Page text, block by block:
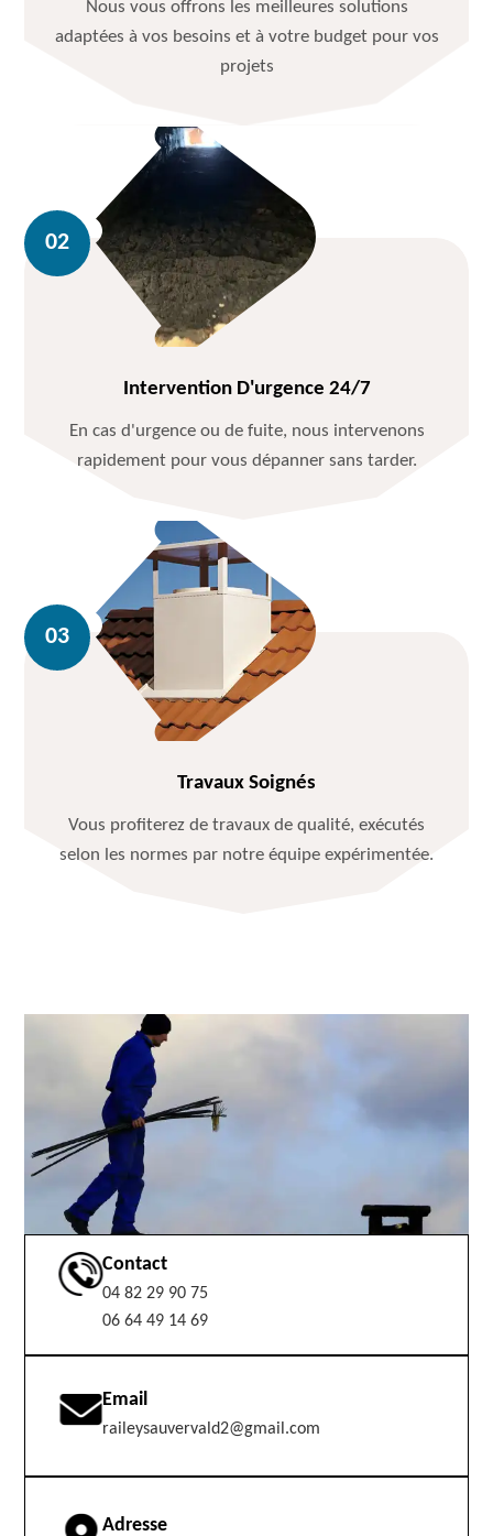
Nous vous offrons les meilleures solutions
adaptées à vos besoins et à votre budget pour vos
projets
Intervention D'urgence 24/7
En cas d'urgence ou de fuite, nous intervenons
rapidement pour vous dépanner sans tarder.
Travaux Soignés
Vous profiterez de travaux de qualité, exécutés
selon les normes par notre équipe expérimentée.
Contact
04 82 29 90 75
06 64 49 14 69
Email
raileysauvervald2@gmail.com
Adresse